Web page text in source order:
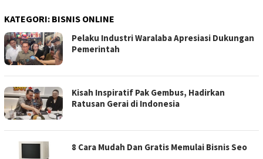
KATEGORI: BISNIS ONLINE
Pelaku Industri Waralaba Apresiasi Dukungan
Pemerintah
Kisah Inspiratif Pak Gembus, Hadirkan
Ratusan Gerai di Indonesia
8 Cara Mudah Dan Gratis Memulai Bisnis Seo